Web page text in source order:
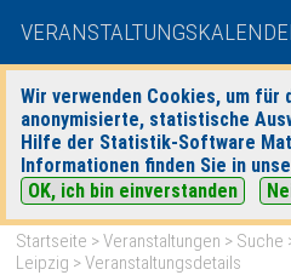
Wir verwenden Cookies, um für
anonymisierte, statistische
Hilfe der Statistik-Software
Informationen finden Sie in
OK, ich bin einverstanden
Startseite >Veranstaltungen > Suche
Leipzig > Veranstaltungsdetails